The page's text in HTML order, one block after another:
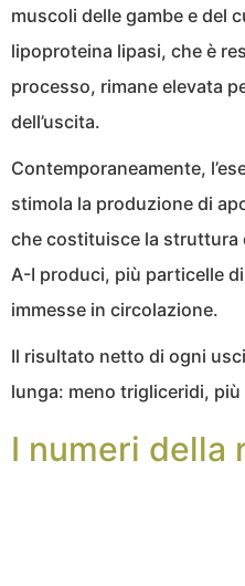
muscoli delle gambe e del
lipoproteina lipasi, che è
processo, rimane elevata
dell’uscita.
Contemporaneamente,
stimola la produzione di
che costituisce la struttura
A-I produci, più particelle
immesse in circolazione.
Il risultato netto di ogni
lunga: meno trigliceridi, più
I numeri della